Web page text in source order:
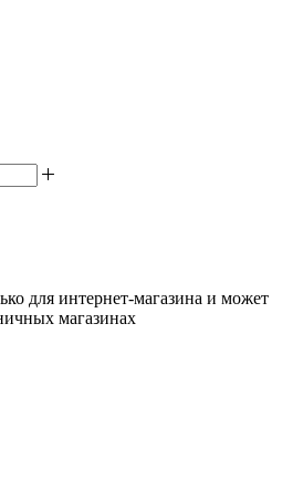
для интернет-магазина и может
магазинах